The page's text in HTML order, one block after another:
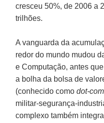
cresceu 50%, de 2006 a
trilhões.
A vanguarda da
redor do mundo mudou
e Computação, antes
a bolha da bolsa de
(conhecido comodot-com
militar-segurança-
complexo também